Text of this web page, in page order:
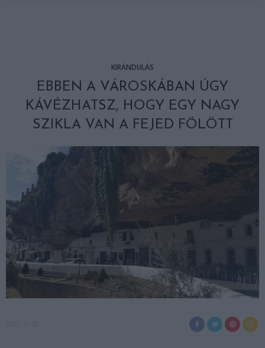
KIRÁNDULÁS
EBBEN A VÁROSKÁBAN ÚGY
KÁVÉZHATSZ, HOGY EGY NAGY
SZIKLA VAN A FEJED FÖLÖTT